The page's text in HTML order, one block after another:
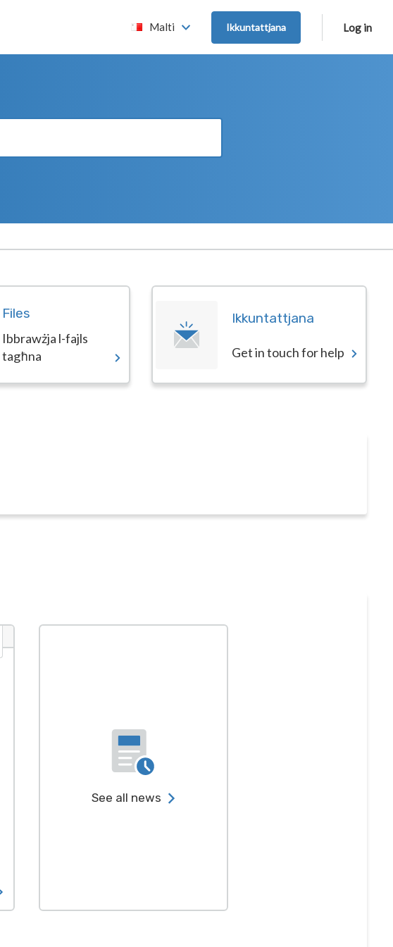
Malti Ikkuntattjana Log in
Files
Ibbrawżja l-fajls
tagħna
Ikkuntattjana
Get in touch for help
See all news